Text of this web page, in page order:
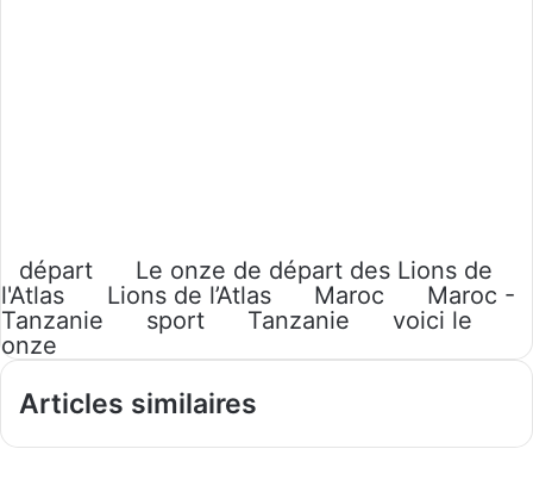
départ
Le onze de départ des Lions de
l'Atlas
Lions de l’Atlas Maroc
Maroc -
Tanzanie
sport Tanzanie
voici le
onze
Articles similaires